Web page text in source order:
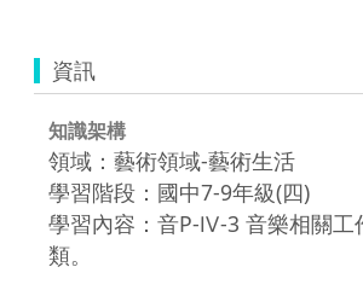
資訊
知識架構
領域：藝術領域-藝術生活
學習階段：國中7-9年級(四)
學習內容：音P-Ⅳ-3 音樂相關工
類。